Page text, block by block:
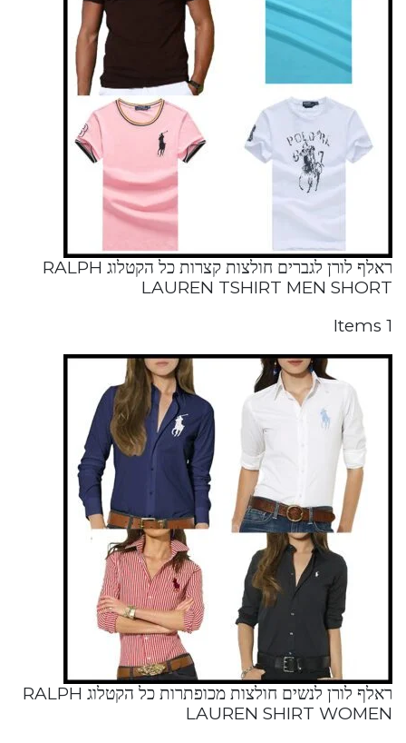
ראלף לורן לגברים חולצות קצרות כל הקטלוג RALPH
LAUREN TSHIRT MEN SHORT
1 Items
ראלף לורן לנשים חולצות מכופתרות כל הקטלוג RALPH
LAUREN SHIRT WOMEN